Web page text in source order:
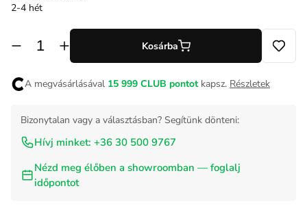
2-4 hét
Kosárba
A megvásárlásával 15 999 CLUB pontot kapsz. Részletek
Bizonytalan vagy a választásban? Segítünk dönteni:
Hívj minket: +36 30 500 9767
Nézd meg élőben a showroomban — foglalj
időpontot